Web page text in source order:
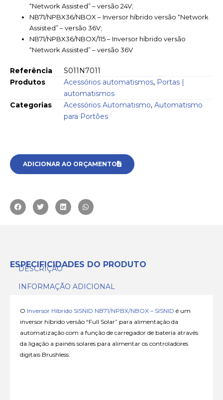
“Network Assisted” – versão 24V;
NB71/NPBX36/NBOX – Inversor híbrido versão “Network
Assisted” – versão 36V;
NB71/NPBX36/NBOX/115 – Inversor híbrido versão
“Network Assisted” – versão 36V
Referência
S011N7011
Produtos
Acessórios automatismos, Portas |
automatismos
Categorias
Acessórios Automatismo, Automatismo
para Portões
ADICIONAR AO ORÇAMENTO
ESPECIFICIDADES DO PRODUTO
DESCRIÇÃO
INFORMAÇÃO ADICIONAL
O Inversor Híbrido SISNID NB71/NPBX/NBOX – SISNID é um
inversor híbrido versão “Full Solar” para alimentação da
automatização com a função de carregador de bateria através
da ligação a painéis solares para alimentar os controladores
digitais Brushless.